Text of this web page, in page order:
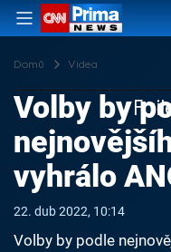
Domů Videa
Volby by
vyhrálo
22. dub 2022, 10:14
Volby by podle